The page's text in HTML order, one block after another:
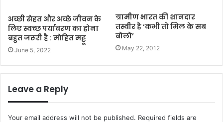
अच्छी सेहत और अच्छे जीवन के
लिए स्वच्छ पर्यावरण का होना
बहुत जरूरी है : मोहित मट्टू
June 5, 2022
ग्रामीण भारत की शानदार
तस्वीर है ‘कभी तो मिल के सब
बोलो’
May 22, 2012
Leave a Reply
Your email address will not be published. Required fields are